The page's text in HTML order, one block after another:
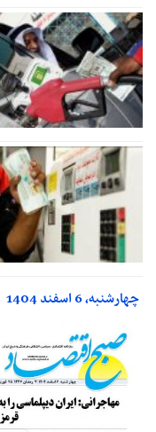
چهارشنبه، 6 اسفند 1404